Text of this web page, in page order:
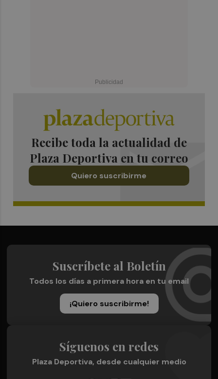
Recibe toda la actualidad de
Plaza Deportiva en tu correo
Quiero suscribirme
Suscríbete al Boletín
Todos los días a primera hora en tu email
¡Quiero suscribirme!
Síguenos en redes
Plaza Deportiva, desde cualquier medio